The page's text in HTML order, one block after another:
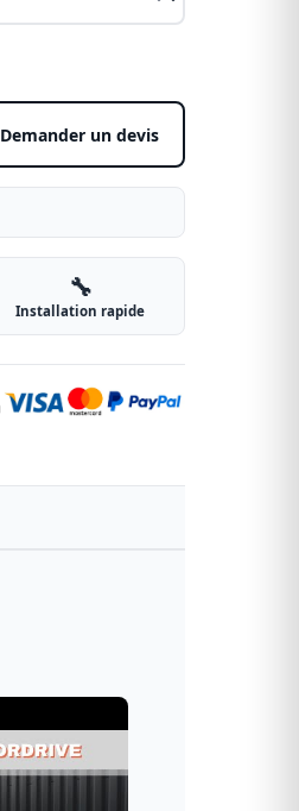
Demander un devis
🔧
Installation rapide